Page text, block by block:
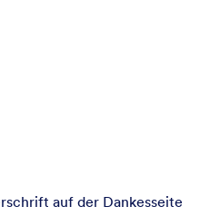
auf der Dankesseite